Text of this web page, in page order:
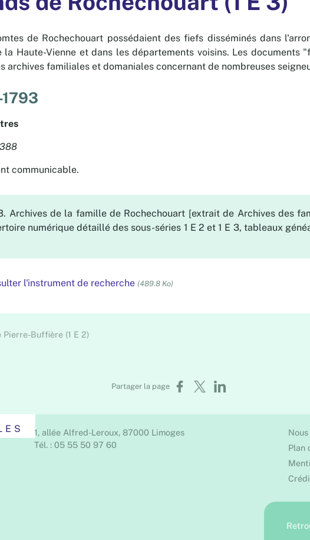
de Rochechouart possédaient des fiefs disséminés dans
la Haute-Vienne et dans les départements voisins. Les
archives familiales et domaniales concernant de nombreuses
1793
communicable.
Archives de la famille de Rochechouart [extrait de Archives des
numérique détaillé des sous-séries 1 E 2 et 1 E 3, tableaux
l'instrument de recherche (489.8 Ko)
Pierre-Buffière (1 E 2)
Partager la page Partager sur Facebook
Partager sur XPartager sur LinkedIn
1, allée Alfred-Leroux, 87000 Limoges
Tél. : 05 55 50 97 60
Plan